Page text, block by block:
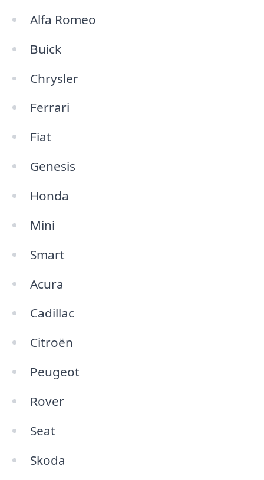
Alfa Romeo
Buick
Chrysler
Ferrari
Fiat
Genesis
Honda
Mini
Smart
Acura
Cadillac
Citroën
Peugeot
Rover
Seat
Skoda